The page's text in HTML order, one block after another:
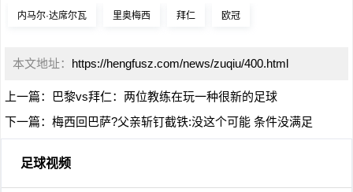
内马尔·达席尔瓦 里奥梅西 拜仁 欧冠
本文地址： https://hengfusz.com/news/zuqiu/400.html
上一篇：
巴黎vs拜仁：两位教练在玩一种很新的足球
下一篇： 梅西回巴萨?父亲斩钉截铁:没这个可能 条件没满足
足球视频